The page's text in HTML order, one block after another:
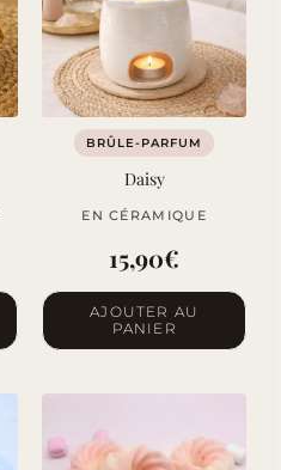
options
peuvent
être
choisies
sur
la
produit
BRÛLE-PARFUM
Daisy
EN CÉRAMIQUE
15,90€
AJOUTER AU
PANIER